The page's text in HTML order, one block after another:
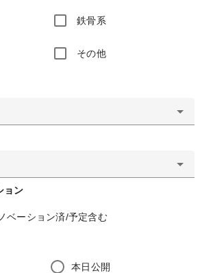
鉄骨系
その他
ョン
ベーション済/予定含む
本日公開